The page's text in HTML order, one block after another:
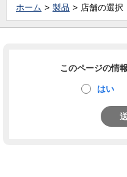
ホーム 製品 店舗の選択
このページの情
はい